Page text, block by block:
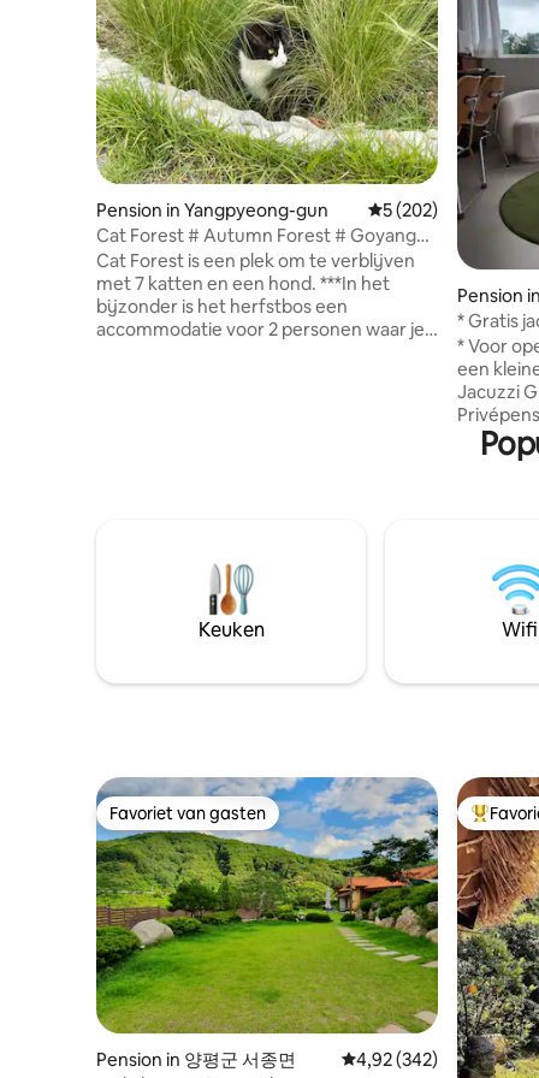
Pension in Yangpyeong-gun Gemiddelde
5 (202)
Cat Forest # Autumn Forest # Goyang
Stay # Apart gebouw met mooie tuin #
Privé barbecuedek # Cesco-zone
Cat Forest is een plek om te verblijven
met 7 katten en een hond. ***In het
bijzonder is het herfstbos een
accommodatie voor 2 personen waar je
het bij de accommodatie). De locatie van
de accommodatie is gelegen onder
Jungmisan Recreation Forest in
Yangpyeong-gun, en de heldere beek
minuten lopen, en als je een diepe vallei
verdieping slaapkamer) en is een ruimte
van ca 18 pyeong. Het grote raam aan de
voorkant stelt je in staat om direct naar
het barbecueterras te gaan. Het
Kattenbos bestaat uit een lentebos, een
zomerbos en een herfstbos, elk met een
eigen privéterras, zodat je een rustige
vakantie kunt doorbrengen in een aparte
rij. Inchecktijd 17:00 uur Uitchecktijd
13.00 uur
Pension
* Gratis
* Voor
een kleine
Jacuzzi
muren
Onze
supermarkt
personen. In de voortuin is er een
tevoren
tang,
jacuzzi is
(30.000
badproducten * De
zich op de
(slaapkamer),
Keuken Wifi
Favoriet van gasten
Favoriet van gasten
Pension in 양평군 서종면 Gemiddelde
4,92 (342)